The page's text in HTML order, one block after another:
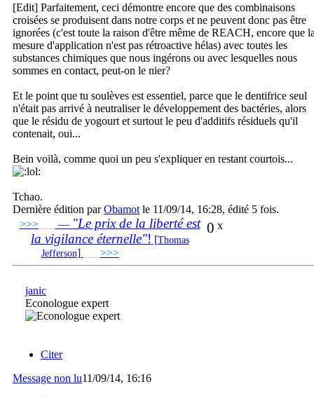
[Edit] Parfaitement, ceci démontre encore que des combinaisons
croisées se produisent dans notre corps et ne peuvent donc pas être
ignorées (c'est toute la raison d'être même de REACH, encore que
mesure d'application n'est pas rétroactive hélas) avec toutes les
substances chimiques que nous ingérons ou avec lesquelles nous
sommes en contact, peut-on le nier?
Et le point que tu soulèves est essentiel, parce que le dentifrice seul
n'était pas arrivé à neutraliser le développement des bactéries, alors
que le résidu de yogourt et surtout le peu d'additifs résiduels qu'il
contenait, oui...
Bein voilà, comme quoi un peu s'expliquer en restant courtois...
Tchao.
Dernière édition parObamot le 11/09/14, 16:28, édité 5 fois.
0 x
>>>___ — "Le prix de la liberté est
la vigilance éternelle"! [Thomas
Jefferson] >>>______________________________
janic
Econologue expert
Citer
Message non lu11/09/14, 16:16